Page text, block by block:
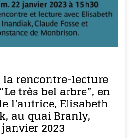
la rencontre-lecture
très bel arbre”, en
l’autrice, Elisabeth
au quai Branly,
2023